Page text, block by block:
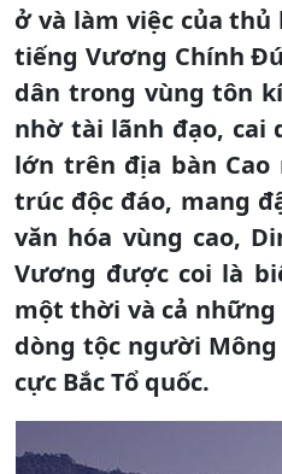
ở và làm việc của
tiếng Vương Chính
dân trong vùng tôn
nhờ tài lãnh đạo, cai
lớn trên địa bàn Cao
trúc độc đáo, mang
văn hóa vùng cao,
Vương được coi là
một thời và cả
dòng tộc người
cực Bắc Tổ quốc.